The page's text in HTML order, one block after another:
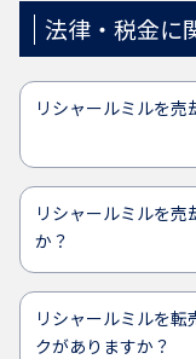
法律・税金に
リシャールミルを売
リシャールミルを
か？
リシャールミルを
クがありますか？